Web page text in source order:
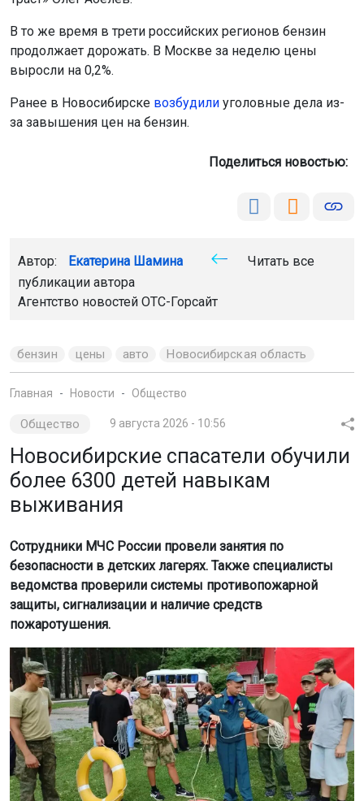
В то же время в трети российских регионов бензин
продолжает дорожать. В Москве за неделю цены
выросли на 0,2%.
Ранее в Новосибирске возбудили уголовные дела из-
за завышения цен на бензин.
Поделиться новостью:
Автор: Екатерина Шамина
Читать все
публикации автора
Агентство новостей ОТС-Горсайт
бензин цены авто Новосибирская область
Главная Новости Общество
Общество 9 августа 2026 - 10:56
Новосибирские спасатели обучили
более 6300 детей навыкам
выживания
Сотрудники МЧС России провели занятия по
безопасности в детских лагерях. Также специалисты
ведомства проверили системы противопожарной
защиты, сигнализации и наличие средств
пожаротушения.